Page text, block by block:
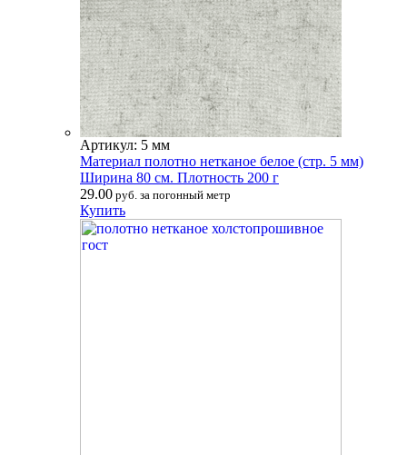
Артикул: 5 мм
Материал полотно нетканое белое (стр. 5 мм)
Ширина 80 см. Плотность 200 г
29.00 руб. за погонный метр
Купить